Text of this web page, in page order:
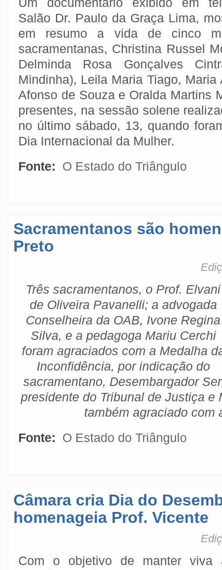
Salão Dr. Paulo da Graça Lima,
em resumo a vida de cinco
sacramentanas, Christina Russel
Delminda Rosa Gonçalves
Mindinha), Leila Maria Tiago, Maria
Afonso de Souza e Oralda Martins
presentes, na sessão solene
no último sábado, 13, quando
Dia Internacional da Mulher.
Fonte:
O Estado do Triângulo
Sacramentanos são
Preto
Três sacramentanos, o Prof. Elvani
de Oliveira Pavanelli; a advogada
Conselheira da OAB, Ivone Regina
Silva, e a pedagoga Mariu Cerchi
foram agraciados com a Medalha
Inconfidência, por indicação do
sacramentano, Desembargador
presidente do Tribunal de Justiça e
também agraciado com
Fonte:
O Estado do Triângulo
Câmara cria Dia do
homenageia Prof. Vicente
Com o objetivo de manter viva